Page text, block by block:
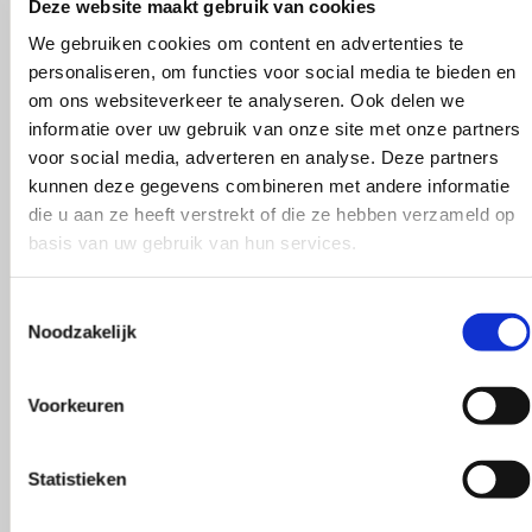
Deze website maakt gebruik van cookies
We gebruiken cookies om content en advertenties te
personaliseren, om functies voor social media te bieden en
om ons websiteverkeer te analyseren. Ook delen we
informatie over uw gebruik van onze site met onze partners
voor social media, adverteren en analyse. Deze partners
kunnen deze gegevens combineren met andere informatie
die u aan ze heeft verstrekt of die ze hebben verzameld op
basis van uw gebruik van hun services.
Noodzakelijk
Voorkeuren
Statistieken